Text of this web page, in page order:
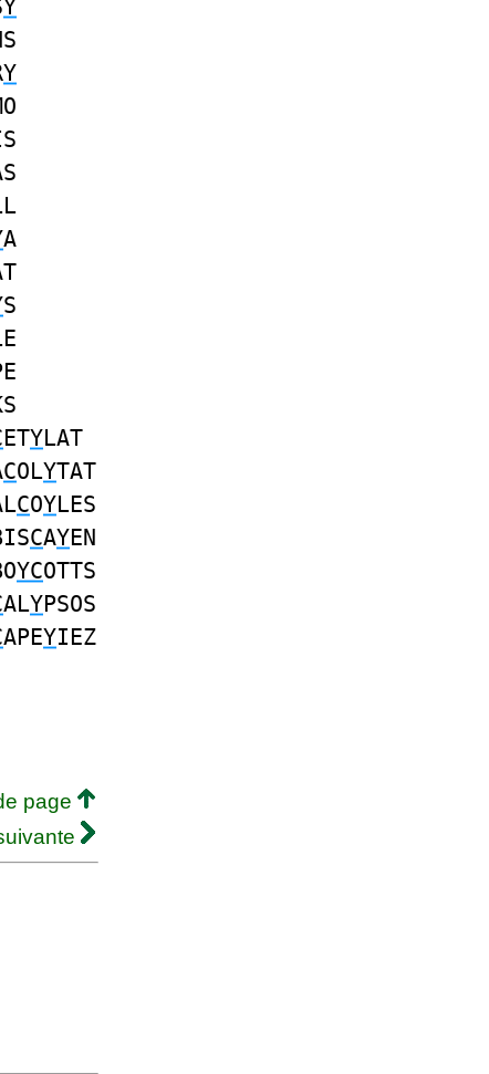
Y
Y
A
S
ETYLAT
COLYTAT
COYLES
CAYEN
YCOTTS
ALYPSOS
APEYIEZ
page